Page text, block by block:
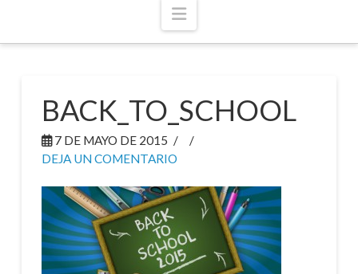
Navigation
BACK_TO_SCHOOL
7 DE MAYO DE 2015
DEJA UN COMENTARIO